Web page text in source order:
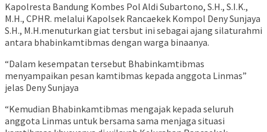
Kapolresta Bandung Kombes Pol Aldi Subartono, S.H., S.I.K.,
M.H., CPHR. melalui Kapolsek Rancaekek Kompol Deny Sunjaya
S.H., M.H.menuturkan giat tersbut ini sebagai ajang silaturahmi
antara bhabinkamtibmas dengan warga binaanya.
“Dalam kesempatan tersebut Bhabinkamtibmas
menyampaikan pesan kamtibmas kepada anggota Linmas”
jelas Deny Sunjaya
“Kemudian Bhabinkamtibmas mengajak kepada seluruh
anggota Linmas untuk bersama sama menjaga situasi